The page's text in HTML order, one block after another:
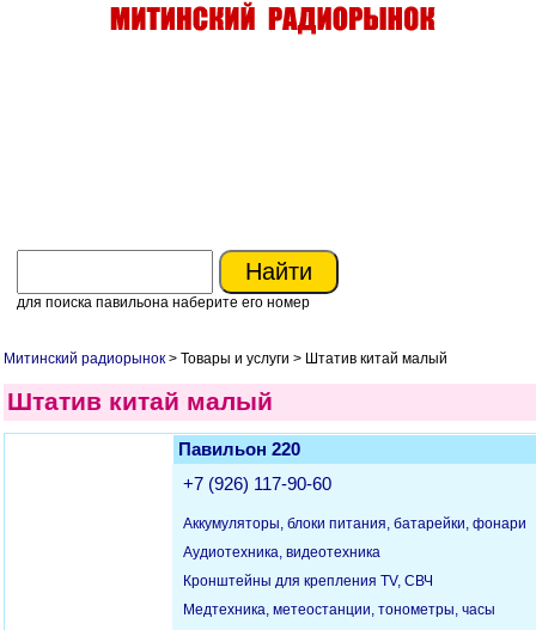
для поиска павильона наберите его номер
Митинский радиорынок > Товары и услуги > Штатив китай малый
Штатив китай малый
Павильон 220
+7 (926) 117-90-60
Аккумуляторы, блоки питания, батарейки, фонари
Аудиотехника, видеотехника
Кронштейны для крепления TV, СВЧ
Медтехника, метеостанции, тонометры, часы